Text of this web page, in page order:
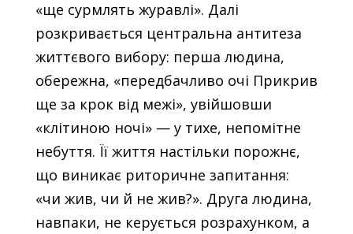
«ще сурмлять журавлі». Далі
розкривається центральна антитеза
життєвого вибору: перша людина,
обережна, «передбачливо очі Прикрив
ще за крок від межі», увійшовши
«клітиною ночі» — у тихе, непомітне
небуття. Її життя настільки порожнє,
що виникає риторичне запитання:
«чи жив, чи й не жив?». Друга людина,
навпаки, не керується розрахунком, а